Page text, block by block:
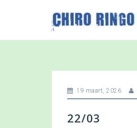
p
19 maart, 2026
22/03